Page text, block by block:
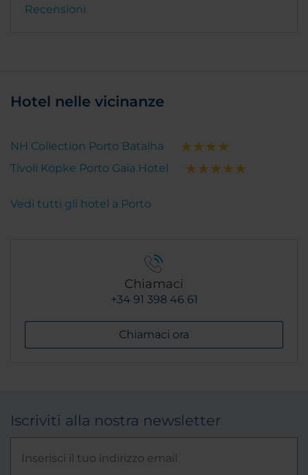
Recensioni
Hotel nelle vicinanze
NH Collection Porto Batalha
Tivoli Kopke Porto Gaia Hotel
Vedi tutti gli hotel a Porto
Chiamaci
+34 91 398 46 61
Chiamaci ora
Iscriviti alla nostra newsletter